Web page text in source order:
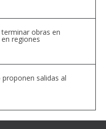
obras en
regiones
salidas al